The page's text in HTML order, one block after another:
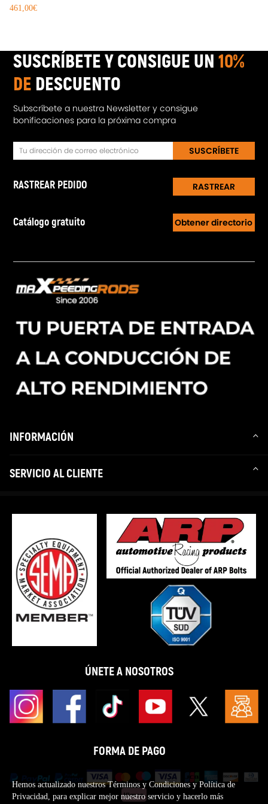
461,00€
SUSCRÍBETE Y CONSIGUE UN10%
DE DESCUENTO
Subscríbete a nuestra Newsletter y consigue
bonificaciones para la próxima compra
SUSCRÍBETE
RASTREAR PEDIDO RASTREAR
Catálogo gratuito Obtener directorio
INFORMACIÓN
SERVICIO AL CLIENTE
ÚNETE A NOSOTROS
FORMA DE PAGO
Hemos actualizado nuestros Términos y Condiciones y Política de
Privacidad, para explicar mejor nuestro servicio y hacerlo más